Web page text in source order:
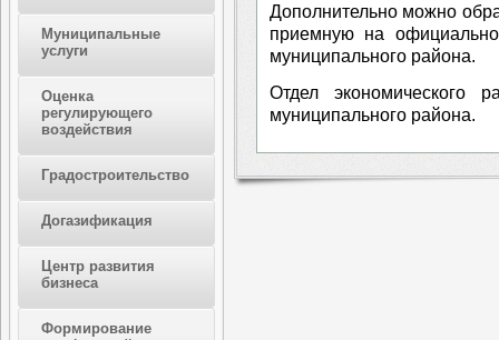
Муниципальные
услуги
Оценка
регулирующего
воздействия
Градостроительство
Догазификация
Центр развития
бизнеса
Формирование
Дополнительно можно
приемную на
муниципального района.
Отдел экономического
муниципального района.